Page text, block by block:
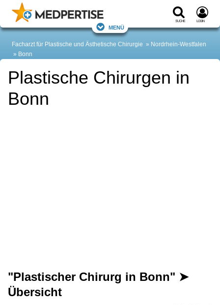
Suche Login
Menü
Facharzt für Plastische und Ästhetische Chirurgie
Nordrhein-Westfalen
Bonn
Plastische Chirurgen in
Bonn
"Plastischer Chirurg in Bonn" ➤
Übersicht